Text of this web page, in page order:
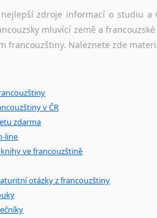
třeba vyhledávání slov a slovních
nebo
zdroje informací o studiu a
mluvící země a
francouzštiny. Naleznete zde
v ČR
zdarma
line
ve francouzštině
otázky z francouzštiny